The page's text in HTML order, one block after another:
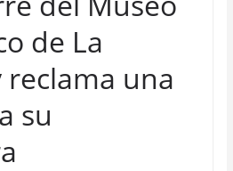
de La
reclama una
su